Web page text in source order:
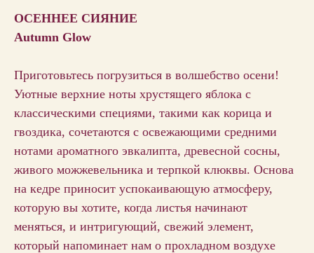
ОСЕННЕЕ СИЯНИЕ
Autumn Glow
Приготовьтесь погрузиться в волшебство осени!
Уютные верхние ноты хрустящего яблока с
классическими специями, такими как корица и
гвоздика, сочетаются с освежающими средними
нотами ароматного эвкалипта, древесной сосны,
живого можжевельника и терпкой клюквы. Основа
на кедре приносит успокаивающую атмосферу,
которую вы хотите, когда листья начинают
меняться, и интригующий, свежий элемент,
который напоминает нам о прохладном воздухе